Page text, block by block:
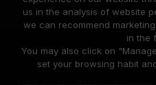
© 2026 Team Group Inc. All
us in the analysis of website
we can recommend
in the
You may also click on
set your browsing habit